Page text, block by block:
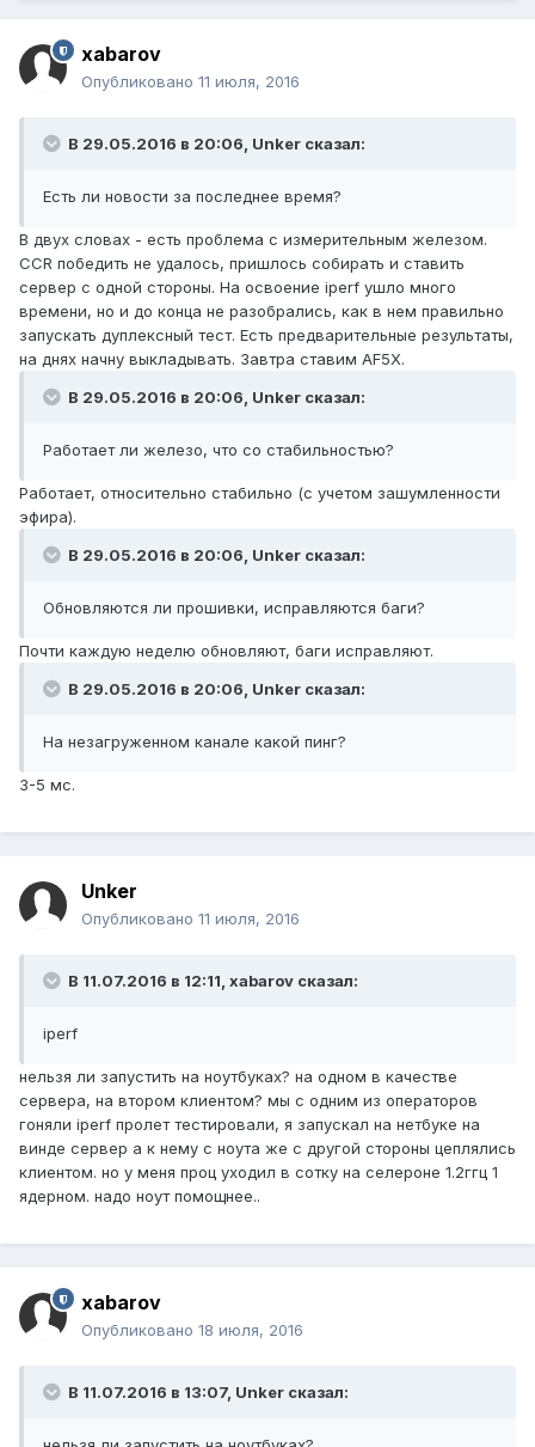
xabarov
Опубликовано 11 июля, 2016
В 29.05.2016 в 20:06, Unker сказал:
Есть ли новости за последнее время?
В двух словах - есть проблема с измерительным железом.
CCR победить не удалось, пришлось собирать и ставить
сервер с одной стороны. На освоение iperf ушло много
времени, но и до конца не разобрались, как в нем правильно
запускать дуплексный тест. Есть предварительные результаты,
на днях начну выкладывать. Завтра ставим AF5X.
В 29.05.2016 в 20:06, Unker сказал:
Работает ли железо, что со стабильностью?
Работает, относительно стабильно (с учетом зашумленности
эфира).
В 29.05.2016 в 20:06, Unker сказал:
Обновляются ли прошивки, исправляются баги?
Почти каждую неделю обновляют, баги исправляют.
В 29.05.2016 в 20:06, Unker сказал:
На незагруженном канале какой пинг?
3-5 мс.
Unker
Опубликовано 11 июля, 2016
В 11.07.2016 в 12:11, xabarov сказал:
iperf
нельзя ли запустить на ноутбуках? на одном в качестве
сервера, на втором клиентом? мы с одним из операторов
гоняли iperf пролет тестировали, я запускал на нетбуке на
винде сервер а к нему с ноута же с другой стороны цеплялись
клиентом. но у меня проц уходил в сотку на селероне 1.2ггц 1
ядерном. надо ноут помощнее..
xabarov
Опубликовано 18 июля, 2016
В 11.07.2016 в 13:07, Unker сказал: